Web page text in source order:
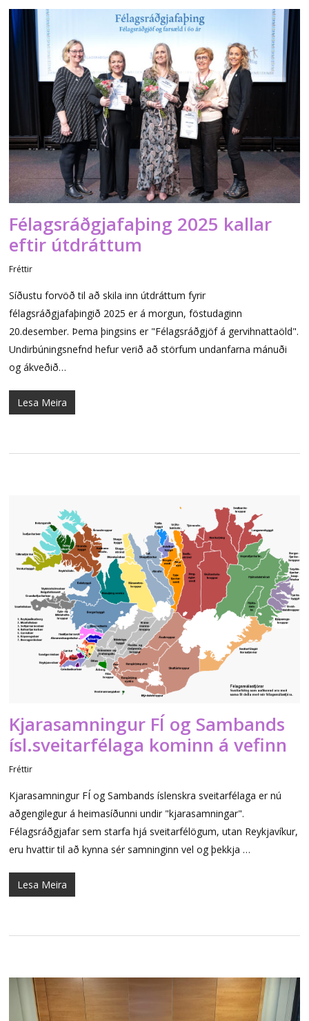
Félagsráðgjafaþing 2025 kallar
eftir útdráttum
Fréttir
Síðustu forvöð til að skila inn útdráttum fyrir
félagsráðgjafaþingið 2025 er á morgun, föstudaginn
20.desember. Þema þingsins er "Félagsráðgjöf á gervihnattaöld".
Undirbúningsnefnd hefur verið að störfum undanfarna mánuði
og ákveðið…
Lesa Meira
Kjarasamningur FÍ og Sambands
ísl.sveitarfélaga kominn á vefinn
Fréttir
Kjarasamningur FÍ og Sambands íslenskra sveitarfélaga er nú
aðgengilegur á heimasíðunni undir "kjarasamningar".
Félagsráðgjafar sem starfa hjá sveitarfélögum, utan Reykjavíkur,
eru hvattir til að kynna sér samninginn vel og þekkja …
Lesa Meira